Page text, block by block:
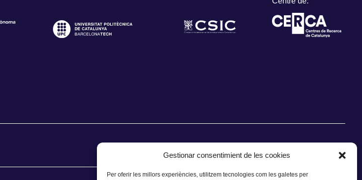
Gestionar consentimient de les cookies
Per oferir les millors experiències, utilitzem tecnologies com les galetes per